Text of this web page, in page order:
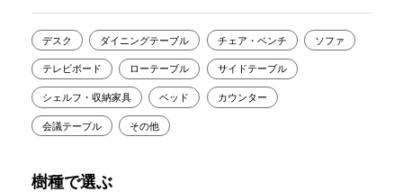
デスク ダイニングテーブル チェア・ベンチ ソファ
テレビボード ローテーブル サイドテーブル
シェルフ・収納家具 ベッド カウンター
会議テーブル その他
樹種で選ぶ